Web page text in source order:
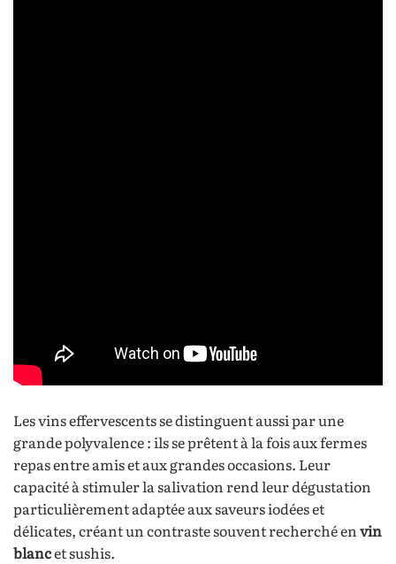
Les vins effervescents se distinguent aussi par une
grande polyvalence : ils se prêtent à la fois aux fermes
repas entre amis et aux grandes occasions. Leur
capacité à stimuler la salivation rend leur dégustation
particulièrement adaptée aux saveurs iodées et
délicates, créant un contraste souvent recherché envin
blancet sushis.